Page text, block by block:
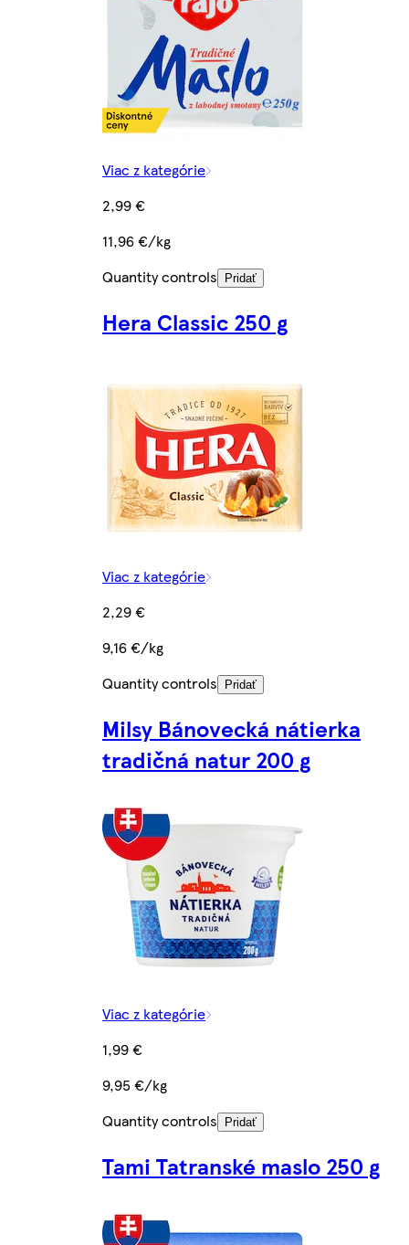
Viac z kategórie
2,99 €
11,96 €/kg
Quantity controls
Pridať
Hera Classic 250 g
Viac z kategórie
2,29 €
9,16 €/kg
Quantity controls
Pridať
Milsy Bánovecká nátierka
tradičná natur 200 g
Viac z kategórie
1,99 €
9,95 €/kg
Quantity controls
Pridať
Tami Tatranské maslo 250 g